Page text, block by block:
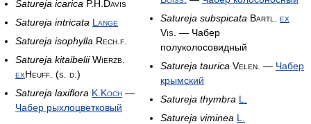
Satureja icarica P.H.Davis
Satureja intricata Lange
Satureja isophylla Rech.f.
Satureja kitaibelii Wierzb.
exHeuff. (s. d.)
Satureja laxiflora K.Koch —
Чабер рыхлоцветковый
Satureja subspicata Bartl. ex
Vis. — Чабер
полуколосовидный
Satureja taurica Velen. — Чабер
крымский
Satureja thymbra L.
Satureja viminea L.